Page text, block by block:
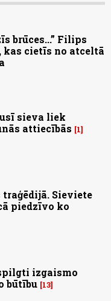
brūces...” Filips
cietīs no atceltā
sieva liek
attiecībās
1
Sieviete
piedzīvo ko
izgaismo
būtību 13